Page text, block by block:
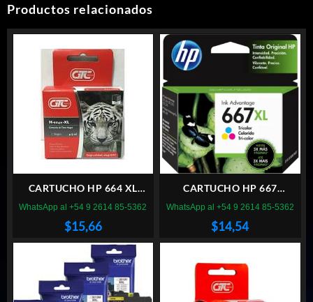
Productos relacionados
CARTUCHO HP 664 XL
NEGRO GTC
$15,66
WhatsApp al +54 9 2614 85-5362
CARTUCHO HP 667
ORIGINAL COLOR
$14,54
WhatsApp al +54 9 2614 85-5362